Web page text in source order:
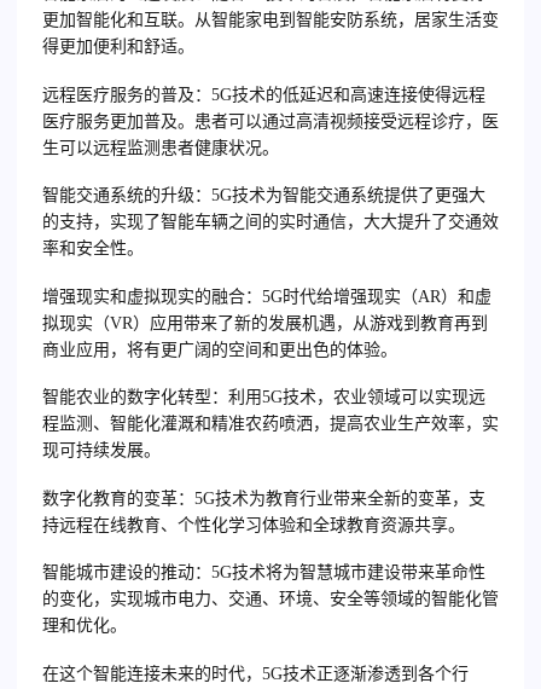
更加智能化和互联。从智能家电到智能安防系统，居家生活变
得更加便利和舒适。
远程医疗服务的普及 ：5G技术的低延迟和高速连接使得远程
医疗服务更加普及。患者可以通过高清视频接受远程诊疗，医
生可以远程监测患者健康状况。
智能交通系统的升级 ：5G技术为智能交通系统提供了更强大
的支持，实现了智能车辆之间的实时通信，大大提升了交通效
率和安全性。
增强现实和虚拟现实的融合：5G时代给增强现实（AR）和虚
拟现实（VR）应用带来了新的发展机遇，从游戏到教育再到
商业应用，将有更广阔的空间和更出色的体验。
智能农业的数字化转型 ：利用5G技术，农业领域可以实现远
程监测、智能化灌溉和精准农药喷洒，提高农业生产效率，实
现可持续发展。
数字化教育的变革 ：5G技术为教育行业带来全新的变革，支
持远程在线教育、个性化学习体验和全球教育资源共享。
智能城市建设的推动：5G技术将为智慧城市建设带来革命性
的变化，实现城市电力、交通、环境、安全等领域的智能化管
理和优化。
在这个智能连接未来的时代，5G技术正逐渐渗透到各个行